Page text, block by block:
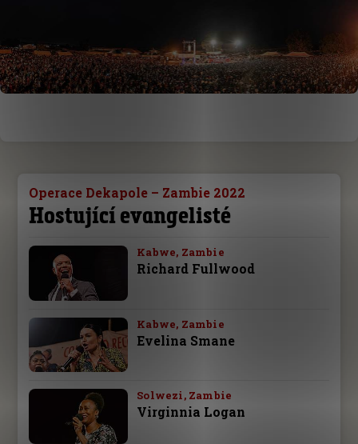
Operace Dekapole – Zambie 2022
Hostující evangelisté
Kabwe, Zambie
Richard Fullwood
Kabwe, Zambie
Evelina Smane
Solwezi, Zambie
Virginnia Logan